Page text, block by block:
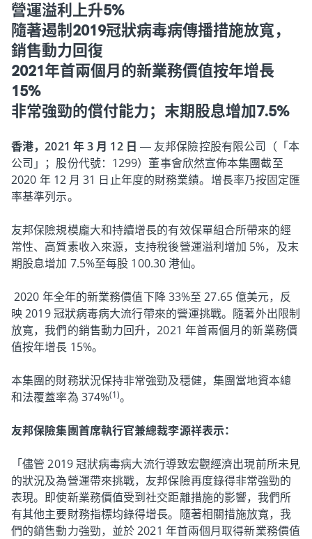
營運溢利上升5%
隨著遏制2019冠狀病毒病傳播措施放寬，
銷售動力回復
2021年首兩個月的新業務價值按年增長
15%
非常強勁的償付能力；末期股息增加7.5%
香港，2021 年 3 月 12 日 — 友邦保險控股有限公司（「本
公司」；股份代號：1299）董事會欣然宣佈本集團截至
2020 年 12 月 31 日止年度的財務業績。增長率乃按固定匯
率基準列示。
友邦保險規模龐大和持續增長的有效保單組合所帶來的經
常性、高質素收入來源，支持稅後營運溢利增加 5%，及末
期股息增加 7.5%至每股 100.30 港仙。
2020 年全年的新業務價值下降 33%至 27.65 億美元，反
映 2019 冠狀病毒病大流行帶來的營運挑戰。隨著外出限制
放寬，我們的銷售動力回升，2021 年首兩個月的新業務價
值按年增長 15%。
本集團的財務狀況保持非常強勁及穩健，集團當地資本總
和法覆蓋率為 374%(1)。
友邦保險集團首席執行官兼總裁李源祥表示：
「儘管 2019 冠狀病毒病大流行導致宏觀經濟出現前所未見
的狀況及為營運帶來挑戰，友邦保險再度錄得非常強勁的
表現。即使新業務價值受到社交距離措施的影響，我們所
有其他主要財務指標均錄得增長。隨著相關措施放寬，我
們的銷售動力強勁，並於 2021 年首兩個月取得新業務價值